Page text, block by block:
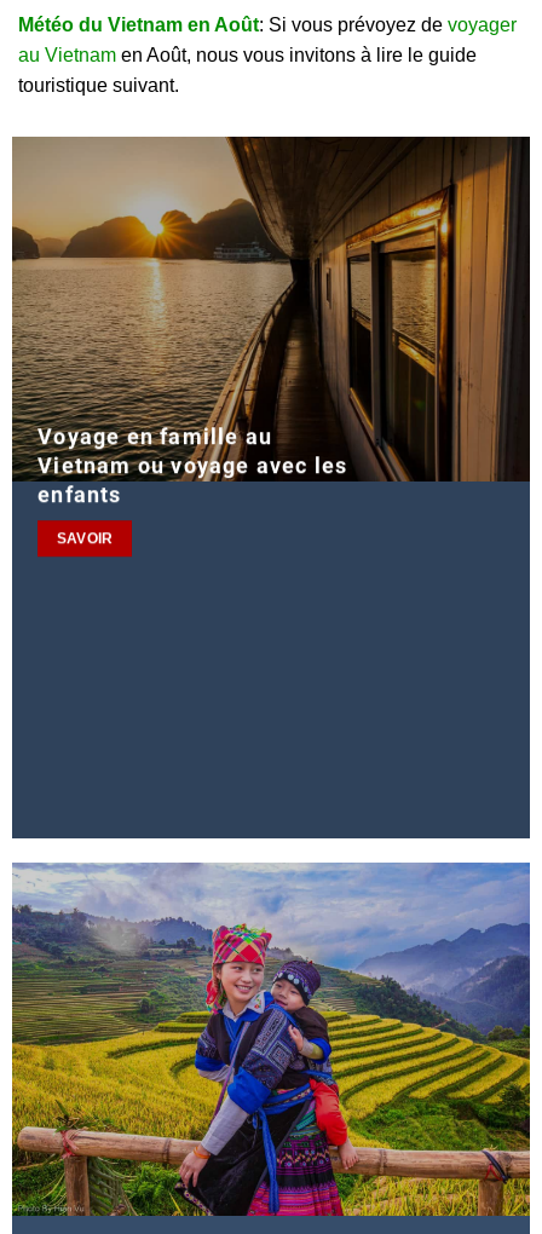
Météo du Vietnam en Août: Si vous prévoyez de voyager
au Vietnam en Août, nous vous invitons à lire le guide
touristique suivant.
Voyage en famille au
Vietnam ou voyage avec les
enfants
SAVOIR